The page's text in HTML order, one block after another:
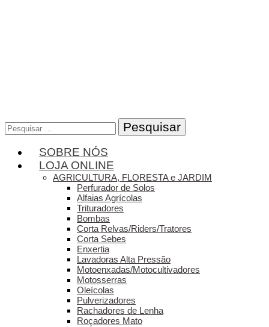
Pesquisar
por:
SOBRE NÓS
LOJA ONLINE
AGRICULTURA, FLORESTA e JARDIM
Perfurador de Solos
Alfaias Agrícolas
Trituradores
Bombas
Corta Relvas/Riders/Tratores
Corta Sebes
Enxertia
Lavadoras Alta Pressão
Motoenxadas/Motocultivadores
Motosserras
Oleícolas
Pulverizadores
Rachadores de Lenha
Roçadores Mato